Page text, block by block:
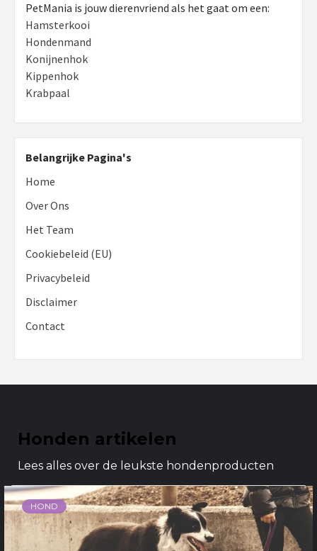
PetMania is jouw dierenvriend als het gaat om een:
Hamsterkooi
Hondenmand
Konijnenhok
Kippenhok
Krabpaal
Belangrijke Pagina's
Home
Over Ons
Het Team
Cookiebeleid (EU)
Privacybeleid
Disclaimer
Contact
Honden artikelen
Lees alles over de leukste hondenproducten
HOND